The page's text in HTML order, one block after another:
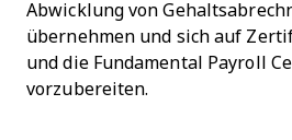
Abwicklung von
übernehmen und sich auf
und die Fundamental Payroll
vorzubereiten.